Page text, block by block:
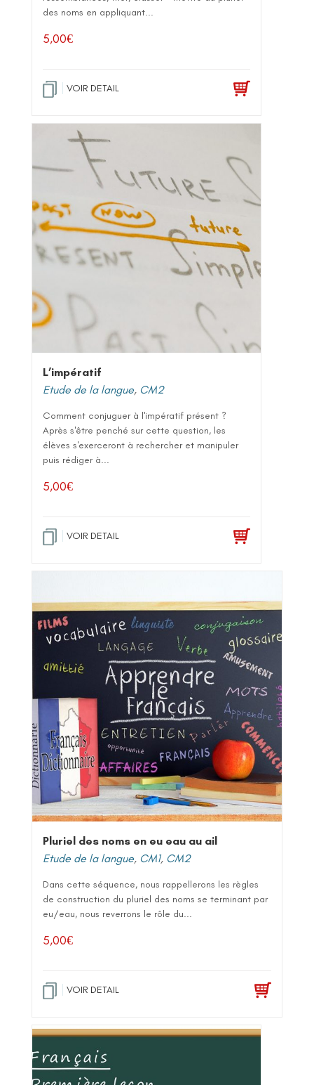
des noms en appliquant...
5,00€
VOIR DETAIL
L’impératif
Etude de la langue, CM2
Comment conjuguer à l'impératif présent ?
Après s'être penché sur cette question, les
élèves s'exerceront à rechercher et manipuler
puis rédiger à...
5,00€
VOIR DETAIL
Pluriel des noms en eu eau au ail
Etude de la langue, CM1, CM2
Dans cette séquence, nous rappellerons les règles
de construction du pluriel des noms se terminant par
eu/eau, nous reverrons le rôle du...
5,00€
VOIR DETAIL